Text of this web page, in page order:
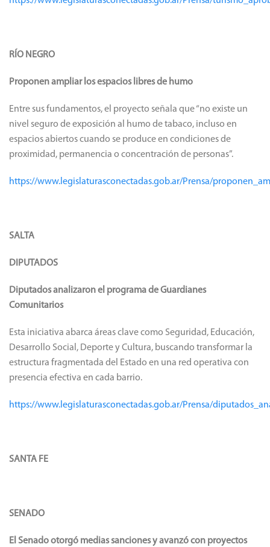
RÍO NEGRO
Proponen ampliar los espacios libres de humo
Entre sus fundamentos, el proyecto señala que “no existe un
nivel seguro de exposición al humo de tabaco, incluso en
espacios abiertos cuando se produce en condiciones de
proximidad, permanencia o concentración de personas”.
https://www.legislaturasconectadas.gob.ar/Prensa/
SALTA
DIPUTADOS
Diputados analizaron el programa de Guardianes
Comunitarios
Esta iniciativa abarca áreas clave como Seguridad, Educación,
Desarrollo Social, Deporte y Cultura, buscando transformar la
estructura fragmentada del Estado en una red operativa con
presencia efectiva en cada barrio.
https://www.legislaturasconectadas.gob.ar/Prensa/
SANTA FE
SENADO
El Senado otorgó medias sanciones y avanzó con proyectos